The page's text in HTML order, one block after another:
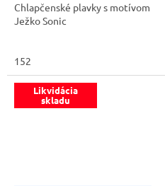
Chlapčenské plavky s motívom
Ježko Sonic
152
Likvidácia
skladu